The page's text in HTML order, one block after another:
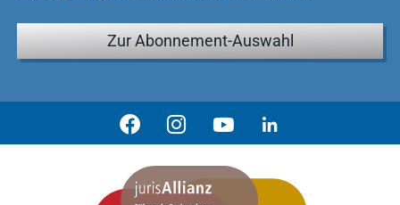
Zur Abonnement-Auswahl